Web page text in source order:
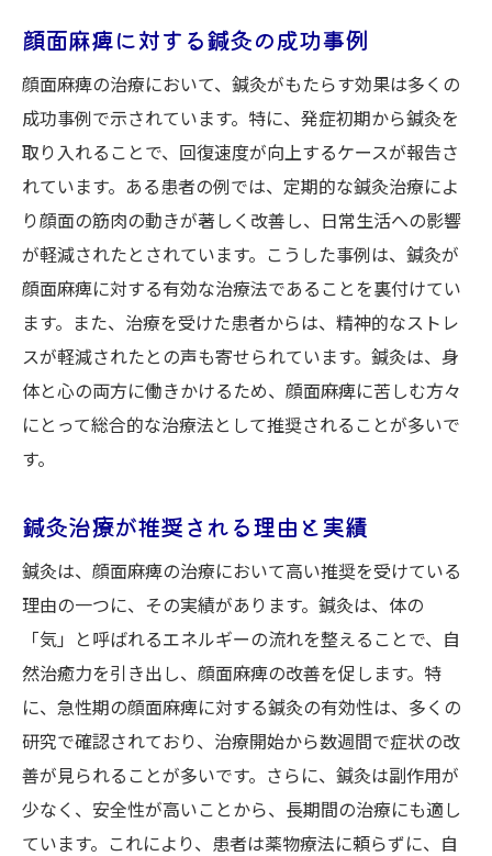
顔面麻痺に対する鍼灸の成功事例
顔面麻痺の治療において、鍼灸がもたらす効果は多くの
成功事例で示されています。特に、発症初期から鍼灸を
取り入れることで、回復速度が向上するケースが報告さ
れています。ある患者の例では、定期的な鍼灸治療によ
り顔面の筋肉の動きが著しく改善し、日常生活への影響
が軽減されたとされています。こうした事例は、鍼灸が
顔面麻痺に対する有効な治療法であることを裏付けてい
ます。また、治療を受けた患者からは、精神的なストレ
スが軽減されたとの声も寄せられています。鍼灸は、身
体と心の両方に働きかけるため、顔面麻痺に苦しむ方々
にとって総合的な治療法として推奨されることが多いで
す。
鍼灸治療が推奨される理由と実績
鍼灸は、顔面麻痺の治療において高い推奨を受けている
理由の一つに、その実績があります。鍼灸は、体の
「気」と呼ばれるエネルギーの流れを整えることで、自
然治癒力を引き出し、顔面麻痺の改善を促します。特
に、急性期の顔面麻痺に対する鍼灸の有効性は、多くの
研究で確認されており、治療開始から数週間で症状の改
善が見られることが多いです。さらに、鍼灸は副作用が
少なく、安全性が高いことから、長期間の治療にも適し
ています。これにより、患者は薬物療法に頼らずに、自